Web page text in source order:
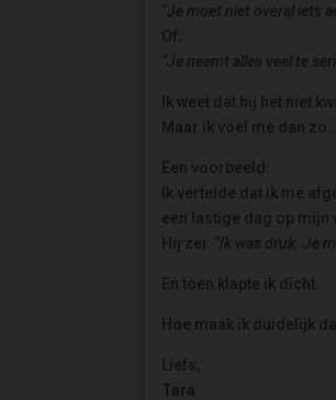
“Je moet niet overal iets
Of:
“Je neemt alles veel te
Ik weet dat hij het niet
Maar ik voel me dan
Een voorbeeld:
Ik vertelde dat ik me
een lastige dag op mijn
Hij zei:
“Ik was druk. Je
En toen klapte ik dicht.
Hoe maak ik duidelijk
Liefs,
Tara